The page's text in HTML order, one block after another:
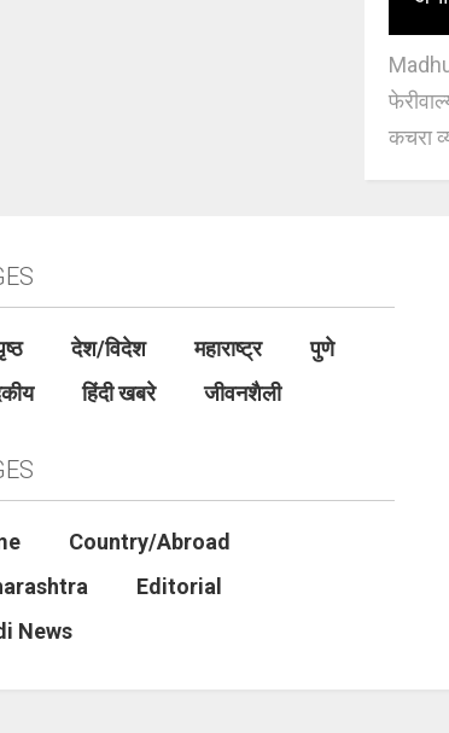
कचरा
देश/विदेश महाराष्ट्र
पुणे
हिंदी खबरे जीवनशैली
Country/Abroad
Editorial
News